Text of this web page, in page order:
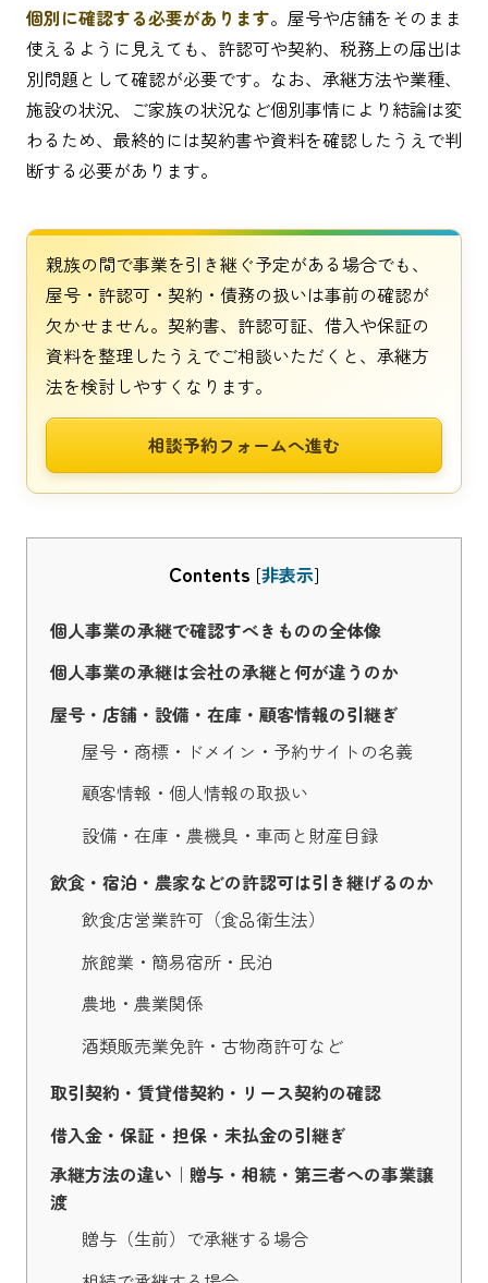
個別に確認する必要があります。屋号や店舗をそのまま
使えるように見えても、許認可や契約、税務上の届出は
別問題として確認が必要です。なお、承継方法や業種、
施設の状況、ご家族の状況など個別事情により結論は変
わるため、最終的には契約書や資料を確認したうえで判
断する必要があります。
親族の間で事業を引き継ぐ予定がある場合でも、
屋号・許認可・契約・債務の扱いは事前の確認が
欠かせません。契約書、許認可証、借入や保証の
資料を整理したうえでご相談いただくと、承継方
法を検討しやすくなります。
相談予約フォームへ進む
Contents [非表示]
個人事業の承継で確認すべきものの全体像
個人事業の承継は会社の承継と何が違うのか
屋号・店舗・設備・在庫・顧客情報の引継ぎ
屋号・商標・ドメイン・予約サイトの名義
顧客情報・個人情報の取扱い
設備・在庫・農機具・車両と財産目録
飲食・宿泊・農家などの許認可は引き継げるのか
飲食店営業許可（食品衛生法）
旅館業・簡易宿所・民泊
農地・農業関係
酒類販売業免許・古物商許可など
取引契約・賃貸借契約・リース契約の確認
借入金・保証・担保・未払金の引継ぎ
承継方法の違い｜贈与・相続・第三者への事業譲
渡
贈与（生前）で承継する場合